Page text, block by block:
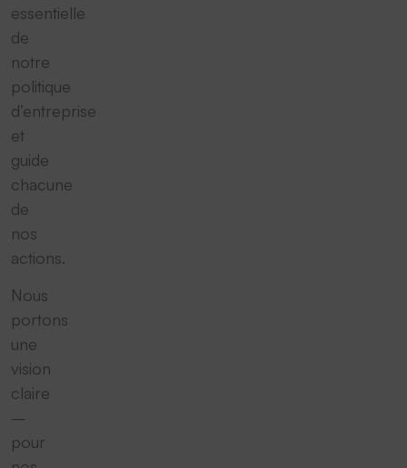
essentielle
de
notre
politique
d’entreprise
et
guide
chacune
de
nos
actions.
Nous
portons
une
vision
claire
–
pour